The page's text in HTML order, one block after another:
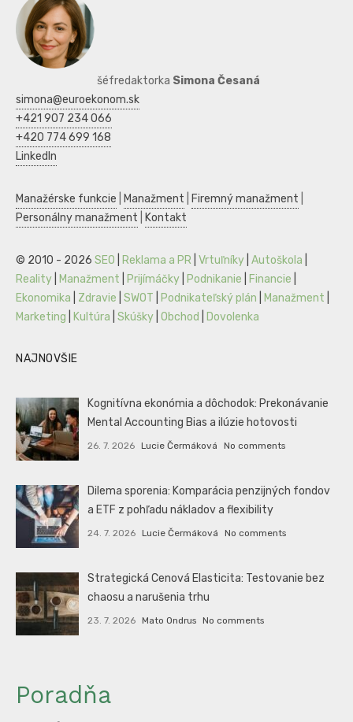
šéfredaktorka Simona Česaná
simona@euroekonom.sk
+421 907 234 066
+420 774 699 168
LinkedIn
Manažérske funkcie Manažment Firemný manažment
Personálny manažment
Kontakt
© 2010 - 2026 SEO Reklama a PR Vrtuľníky Autoškola
Reality
Manažment Prijímáčky Podnikanie Financie
Ekonomika
Zdravie SWOT Podnikateľský plán Manažment
Marketing
Kultúra Skúšky Obchod Dovolenka
NAJNOVŠIE
Kognitívna ekonómia a dôchodok: Prekonávanie
Mental Accounting Bias a ilúzie hotovosti
26. 7. 2026 Lucie Čermáková No comments
Dilema sporenia: Komparácia penzijných fondov
a ETF z pohľadu nákladov a flexibility
24. 7. 2026 Lucie Čermáková No comments
Strategická Cenová Elasticita: Testovanie bez
chaosu a narušenia trhu
23. 7. 2026 Mato Ondrus No comments
Poradňa